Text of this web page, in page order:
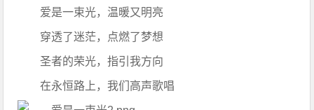
爱是一束光，温暖又明亮
穿透了迷茫，点燃了梦想
圣者的荣光，指引我方向
在永恒路上，我们高声歌唱